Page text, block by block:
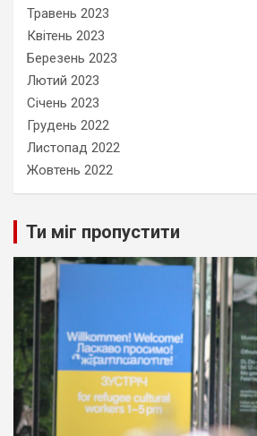
Травень 2023
Квітень 2023
Березень 2023
Лютий 2023
Січень 2023
Грудень 2022
Листопад 2022
Жовтень 2022
Ти міг пропустити